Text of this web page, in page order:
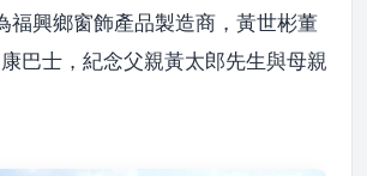
福興鄉窗飾產品製造商，黃世彬董
巴士，紀念父親黃太郎先生與母親